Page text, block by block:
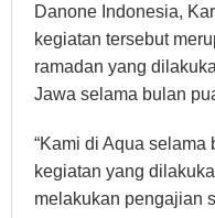
Danone Indonesia,
kegiatan tersebut
ramadan yang
Jawa selama bulan
“Kami di Aqua
kegiatan yang
melakukan pengajian